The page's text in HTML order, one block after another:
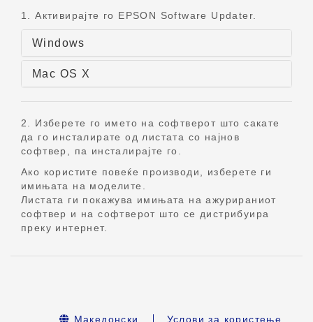
1. Активирајте го EPSON Software Updater.
Windows
Mac OS X
2. Изберете го името на софтверот што сакате
да го инсталирате од листата со најнов
софтвер, па инсталирајте го.
Ако користите повеќе производи, изберете ги
имињата на моделите.
Листата ги покажува имињата на ажурираниот
софтвер и на софтверот што се дистрибуира
преку интернет.
Македонски Услови за користење